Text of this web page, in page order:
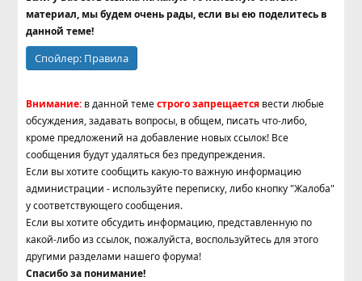
материал, мы будем очень рады, если вы ею поделитесь в
данной теме!
Спойлер: Правила
Внимание: в данной теместрого запрещается вести любые
обсуждения, задавать вопросы, в общем, писать что-либо,
кроме предложений на добавление новых ссылок! Все
сообщения будут удаляться без предупреждения.
Если вы хотите сообщить какую-то важную информацию
администрации - используйте переписку, либо кнопку "Жалоба"
у соответствующего сообщения.
Если вы хотите обсудить информацию, представленную по
какой-либо из ссылок, пожалуйста, воспользуйтесь для этого
другими разделами нашего форума!
Спасибо за понимание!